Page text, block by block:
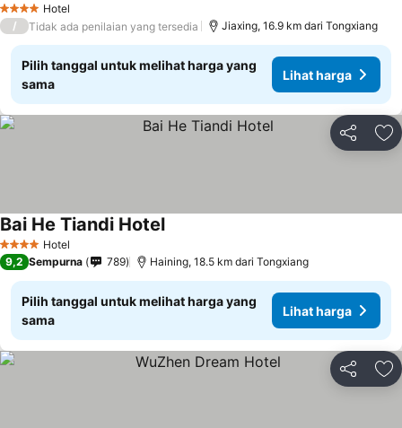
4 BintangHotel
/ Tidak ada penilaian yang tersedia Jiaxing, 16.9 km dari Tongxiang
Pilih tanggal untuk melihat harga yang
sama
Lihat harga
Bagikan
4 BintangHotel
Bai He Tiandi Hotel
9,2 Sempurna 789 Haining, 18.5 km dari Tongxiang
Pilih tanggal untuk melihat harga yang
sama
Lihat harga
Bagikan